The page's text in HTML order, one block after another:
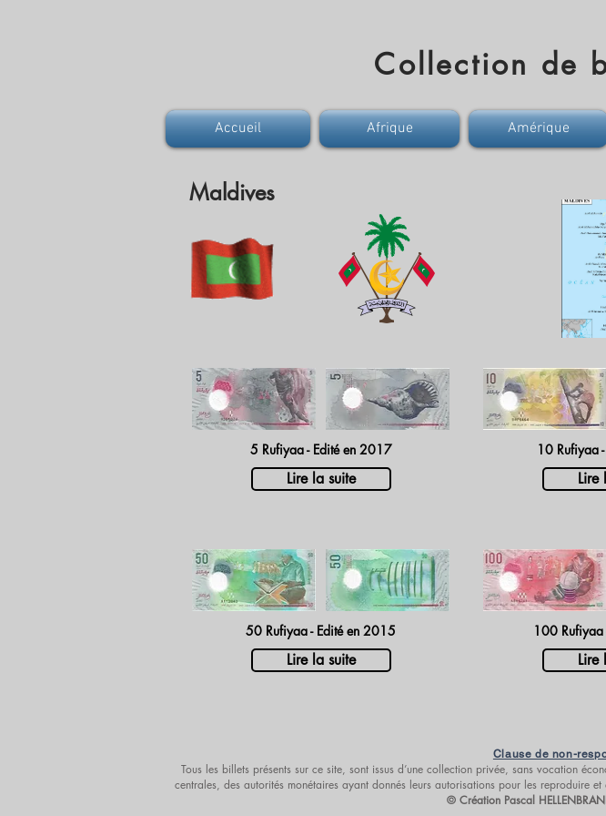
Collection de
Accueil Afrique Amérique
Maldives
5 Rufiyaa - Edité en 2017
Lire la suite
10 Rufiyaa
Lire
50 Rufiyaa - Edité en 2015
Lire la suite
100
Lire
Clause de non-
Tous les billets présents sur ce site, sont issus d’une collection privée, sans vocation
centrales, des autorités monétaires ayant donnés leurs autorisations pour les
© Création Pascal